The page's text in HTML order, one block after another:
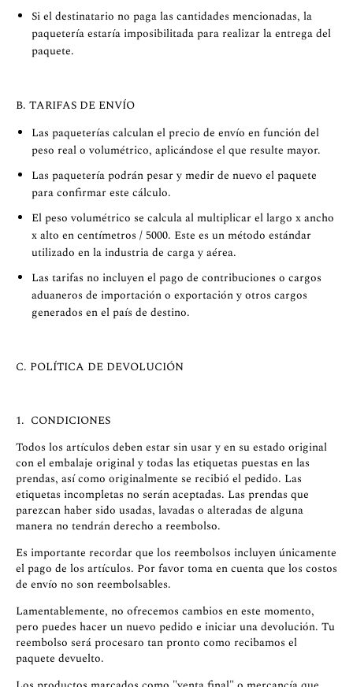
Si el destinatario no paga las cantidades mencionadas, la
paquetería estaría imposibilitada para realizar la entrega del
paquete.
B. TARIFAS DE ENVÍO
Las paqueterías calculan el precio de envío en función del
peso real o volumétrico, aplicándose el que resulte mayor.
Las paquetería podrán pesar y medir de nuevo el paquete
para confirmar este cálculo.
El peso volumétrico se calcula al multiplicar el largo x ancho
x alto en centímetros / 5000. Este es un método estándar
utilizado en la industria de carga y aérea.
Las tarifas no incluyen el pago de contribuciones o cargos
aduaneros de importación o exportación y otros cargos
generados en el país de destino.
C. POLÍTICA DE DEVOLUCIÓN
1. CONDICIONES
Todos los artículos deben estar sin usar y en su estado original
con el embalaje original y todas las etiquetas puestas en las
prendas, así como originalmente se recibió el pedido. Las
etiquetas incompletas no serán aceptadas. Las prendas que
parezcan haber sido usadas, lavadas o alteradas de alguna
manera no tendrán derecho a reembolso.
Es importante recordar que los reembolsos incluyen únicamente
el pago de los artículos. Por favor toma en cuenta que los costos
de envío no son reembolsables.
Lamentablemente, no ofrecemos cambios en este momento,
pero puedes hacer un nuevo pedido e iniciar una devolución. Tu
reembolso será procesaro tan pronto como recibamos el
paquete devuelto.